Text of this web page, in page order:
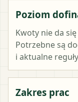
Poziom
Kwoty nie da
Potrzebne są
i aktualne
Zakres prac